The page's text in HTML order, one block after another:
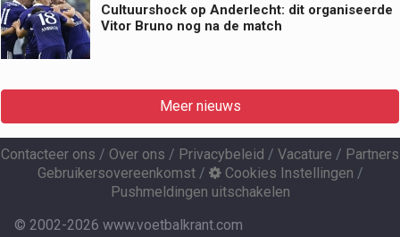
Cultuurshock op Anderlecht: dit organiseerde
Vitor Bruno nog na de match
Meer nieuws
Contacteer ons / Over ons / Privacybeleid / Vacature / Partners
Gebruikersovereenkomst/ Cookies Instellingen /
Pushmeldingen uitschakelen
© 2002-2026 www.voetbalkrant.com